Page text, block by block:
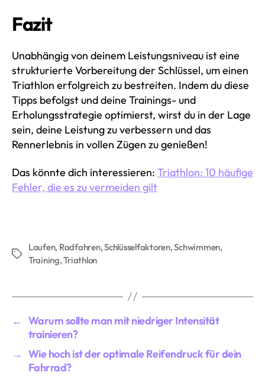
Fazit
Unabhängig von deinem Leistungsniveau ist eine
strukturierte Vorbereitung der Schlüssel, um einen
Triathlon erfolgreich zu bestreiten. Indem du diese
Tipps befolgst und deine Trainings- und
Erholungsstrategie optimierst, wirst du in der Lage
sein, deine Leistung zu verbessern und das
Rennerlebnis in vollen Zügen zu genießen!
Das könnte dich interessieren: Triathlon: 10 häufige
Fehler, die es zu vermeiden gilt
Schlagwörter
Laufen, Radfahren,Schlüsselfaktoren,Schwimmen,
Training,Triathlon
← Warum sollte man mit niedriger Intensität
trainieren?
→ Wie hoch ist der optimale Reifendruck für dein
Fahrrad?